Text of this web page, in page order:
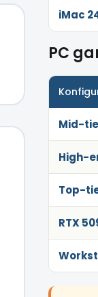
iMac
PC
Mid-
High-
Top-
RTX